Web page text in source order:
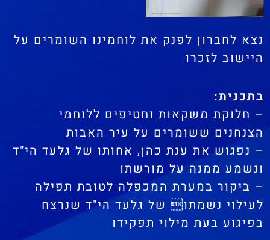
נצא לחברון לפנק את לוחמינו השומרים על
היישוב לזכרו
בתכנית:
– חלוקת משקאות וחטיפים ללוחמי
הצנחנים ששומרים על עיר האבות
– נפגוש את ענת כהן, אחותו של גלעד הי"ד
ונשמע ממנה על מורשתו
– ביקור במערת המכפלה לטובת תפילה
לעילוי נשמתו של גלעד הי"ד שנרצח
בפיגוע בעת מילוי תפקידו